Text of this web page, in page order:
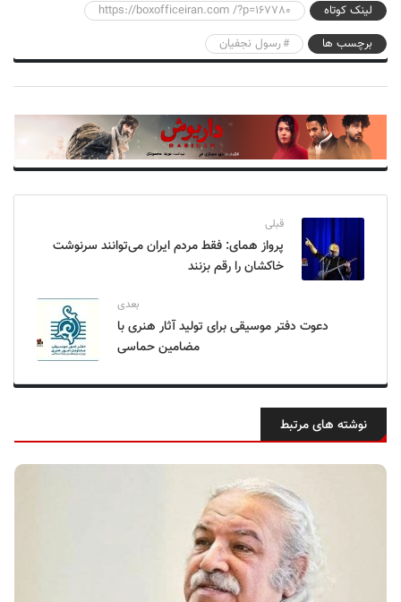
لینک کوتاه
https://boxofficeiran.com /?p=167780
برچسب ها
رسول نجفیان
قبلی
پرواز همای: فقط مردم ایران می‌توانند سرنوشت
خاکشان را رقم بزنند
بعدی
دعوت دفتر موسیقی برای تولید آثار هنری با
مضامین حماسی
نوشته های مرتبط